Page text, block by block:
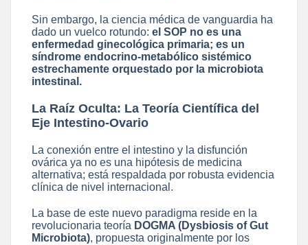
Sin embargo, la ciencia médica de vanguardia ha
dado un vuelco rotundo: el SOP no es una
enfermedad ginecológica primaria; es un
síndrome endocrino-metabólico sistémico
estrechamente orquestado por la microbiota
intestinal.
La Raíz Oculta: La Teoría Científica del
Eje Intestino-Ovario
La conexión entre el intestino y la disfunción
ovárica ya no es una hipótesis de medicina
alternativa; está respaldada por robusta evidencia
clínica de nivel internacional.
La base de este nuevo paradigma reside en la
revolucionaria teoría DOGMA (Dysbiosis of Gut
Microbiota), propuesta originalmente por los